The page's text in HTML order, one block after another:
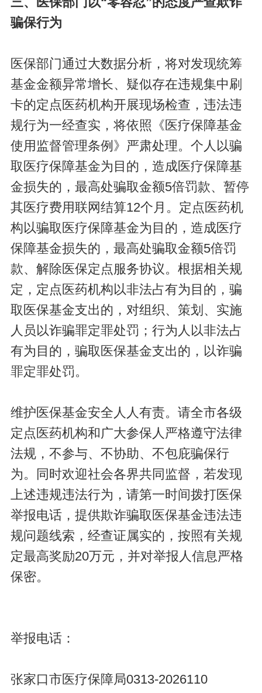
骗保行为
医保部门通过大数据分析，将对发现统筹
基金金额异常增长、疑似存在违规集中刷
卡的定点医药机构开展现场检查，违法违
规行为一经查实，将依照《医疗保障基金
使用监督管理条例》严肃处理。个人以骗
取医疗保障基金为目的，造成医疗保障基
金损失的，最高处骗取金额5倍罚款、暂停
其医疗费用联网结算12个月。定点医药机
构以骗取医疗保障基金为目的，造成医疗
保障基金损失的，最高处骗取金额5倍罚
款、解除医保定点服务协议。根据相关规
定，定点医药机构以非法占有为目的，骗
取医保基金支出的，对组织、策划、实施
人员以诈骗罪定罪处罚；行为人以非法占
有为目的，骗取医保基金支出的，以诈骗
罪定罪处罚。
维护医保基金安全人人有责。请全市各级
定点医药机构和广大参保人严格遵守法律
法规，不参与、不协助、不包庇骗保行
为。同时欢迎社会各界共同监督，若发现
上述违规违法行为，请第一时间拨打医保
举报电话，提供欺诈骗取医保基金违法违
规问题线索，经查证属实的，按照有关规
定最高奖励20万元，并对举报人信息严格
保密。
举报电话：
张家口市医疗保障局0313-2026110